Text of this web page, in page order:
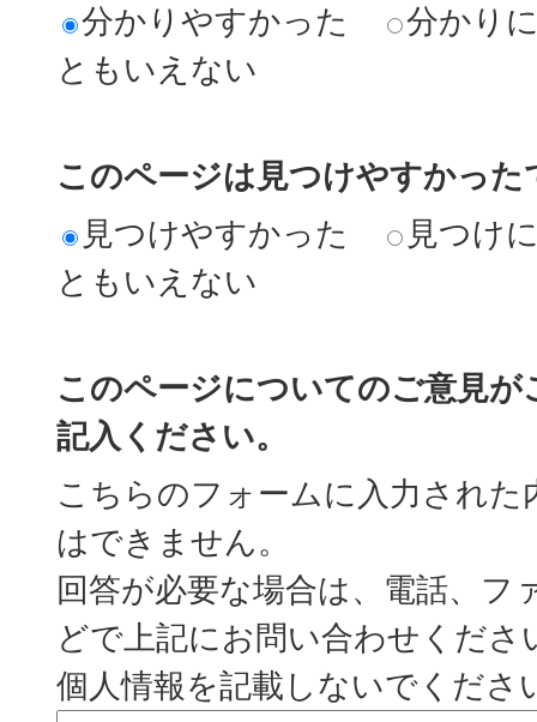
分かりやすかった
分かり
ともいえない
このページは見つけやすかった
見つけやすかった
見つけ
ともいえない
このページについてのご意見
記入ください。
こちらのフォームに入力された
はできません。
回答が必要な場合は、電話、フ
どで上記にお問い合わせくださ
個人情報を記載しないでくださ